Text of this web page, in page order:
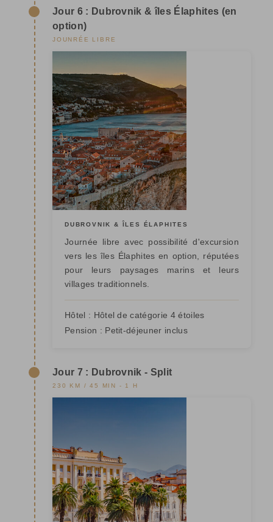
Jour 6 : Dubrovnik & îles Élaphites (en
option)
JOUNRÉE LIBRE
DUBROVNIK & ÎLES ÉLAPHITES
Journée libre avec possibilité d'excursion
vers les îles Élaphites en option, réputées
pour leurs paysages marins et leurs
villages traditionnels.
Hôtel : Hôtel de catégorie 4 étoiles
Pension : Petit-déjeuner inclus
Jour 7 : Dubrovnik - Split
230 KM / 45 MIN - 1 H